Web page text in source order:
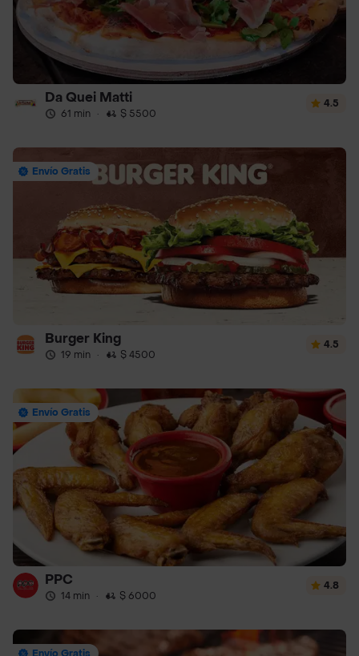
Da Quei Matti
61 min · $ 5500
4.5
Envío Gratis
Burger King
19 min · $ 4500
4.5
Envío Gratis
PPC
14 min · $ 6000
4.8